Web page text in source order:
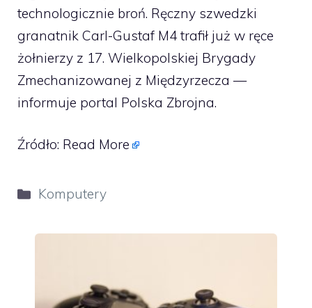
technologicznie broń. Ręczny szwedzki
granatnik Carl-Gustaf M4 trafił już w ręce
żołnierzy z 17. Wielkopolskiej Brygady
Zmechanizowanej z Międzyrzecza —
informuje portal Polska Zbrojna.
Źródło: Read More
Kategorie
Komputery